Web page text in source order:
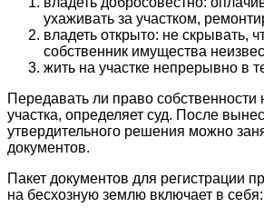
ухаживать за участком,
владеть открыто: не скрывать,
собственник имущества
жить на участке непрерывно в
Передавать ли право собственности
участка, определяет суд. После
утвердительного решения можно
документов.
Пакет документов для регистрации
на бесхозную землю включает в себя: